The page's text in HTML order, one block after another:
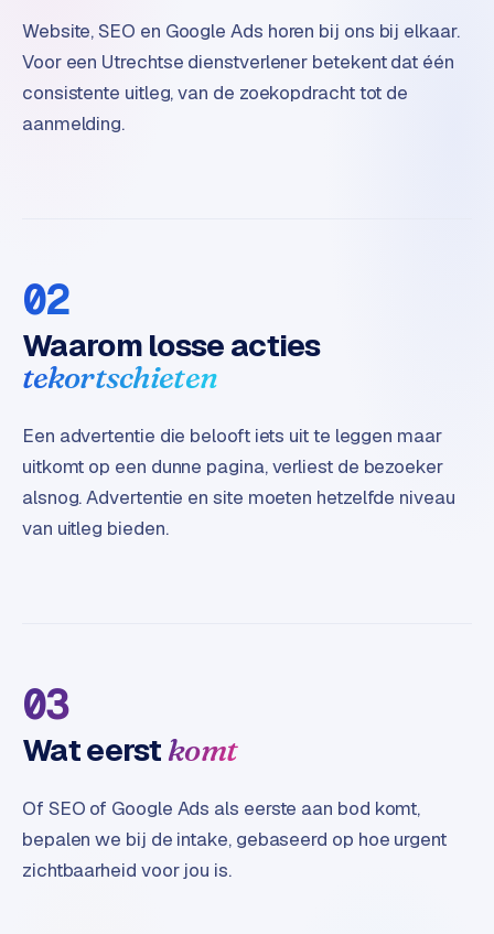
n
i
n
t
I
n
d
u
t
r
i
e
R
e
t
i
m
u
Website, SEO en Google Ads horen bij ons bij elkaar.
Voor een Utrechtse dienstverlener betekent dat één
consistente uitleg, van de zoekopdracht tot de
aanmelding.
02
Waarom losse acties
tekortschieten
Een advertentie die belooft iets uit te leggen maar
uitkomt op een dunne pagina, verliest de bezoeker
alsnog. Advertentie en site moeten hetzelfde niveau
van uitleg bieden.
03
Wat eerst komt
Of SEO of Google Ads als eerste aan bod komt,
bepalen we bij de intake, gebaseerd op hoe urgent
zichtbaarheid voor jou is.